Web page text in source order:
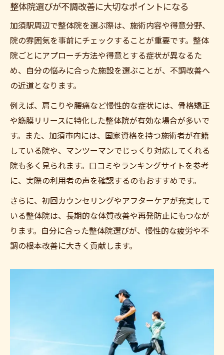
整体院選びが不調改善に大切なポイントになる
加須駅周辺で整体院を選ぶ際は、施術内容や得意分野、
院の雰囲気を事前にチェックすることが重要です。整体
院ごとにアプローチ方法や得意とする症状が異なるた
め、自分の悩みに合った施設を選ぶことが、不調改善へ
の近道となります。
例えば、肩こりや腰痛など慢性的な症状には、骨格矯正
や筋膜リリースに特化した整体院が有効な場合が多いで
す。また、加須市内には、国家資格を持つ施術者が在籍
している院や、マンツーマンでじっくり対応してくれる
院も多く見られます。口コミやランキングサイトを参考
に、実際の利用者の声を確認するのもおすすめです。
さらに、初回カウンセリングやアフターケアが充実して
いる整体院は、長期的な体質改善や再発防止にもつなが
ります。自分に合った整体院選びが、慢性的な疲労や不
調の根本改善に大きく貢献します。